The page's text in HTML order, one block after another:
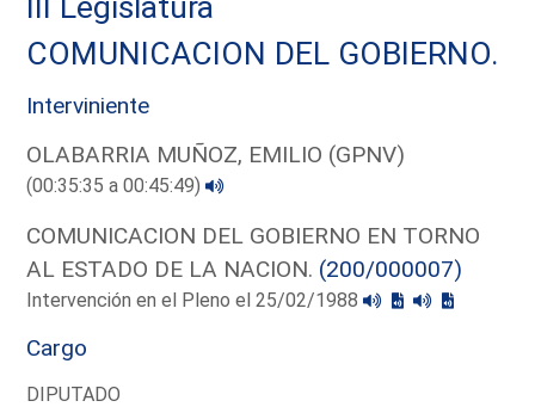
COMUNICACION DEL GOBIERNO.
Interviniente
OLABARRIA MUÑOZ, EMILIO (GPNV)
(00:35:35 a 00:45:49)
COMUNICACION DEL GOBIERNO EN TORNO
AL ESTADO DE LA NACION. (200/000007)
Intervención en el Pleno el 25/02/1988
Cargo
DIPUTADO